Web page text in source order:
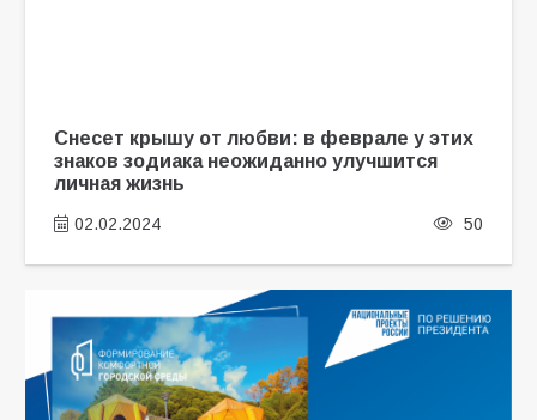
Снесет крышу от любви: в феврале у этих
знаков зодиака неожиданно улучшится
личная жизнь
02.02.2024 50